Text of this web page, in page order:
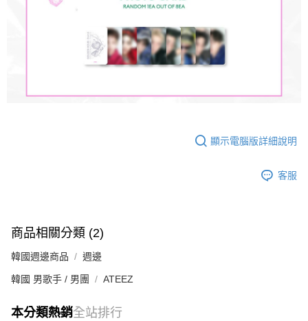
顯示電腦版詳細說明
客服
商品相關分類 (2)
韓國週邊商品 週邊
韓國 男歌手 / 男團 ATEEZ
本分類熱銷全站排行